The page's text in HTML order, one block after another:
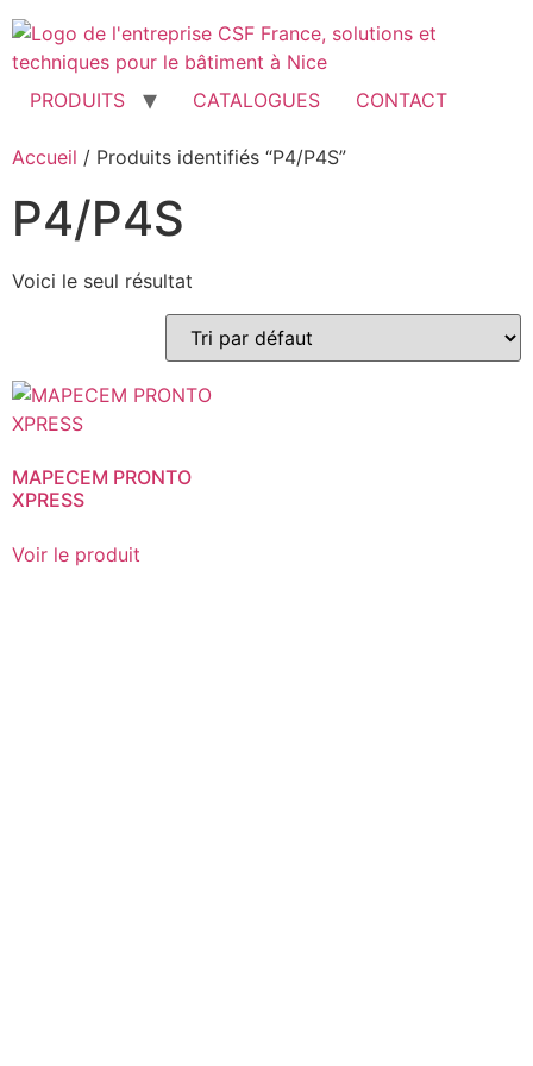
Aller
au
contenu
PRODUITS
CATALOGUES CONTACT
Accueil / Produits identifiés “P4/P4S”
P4/P4S
Voici le seul résultat
MAPECEM PRONTO
XPRESS
Voir le produit